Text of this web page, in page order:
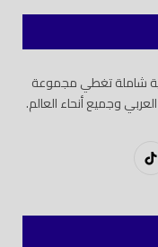
شاملة تغطي مجموعة
وجميع أنحاء العالم.
تيك